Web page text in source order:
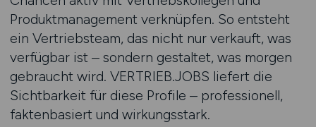
Produktmanagement verknüpfen. So entsteht
ein Vertriebsteam, das nicht nur verkauft, was
verfügbar ist – sondern gestaltet, was morgen
gebraucht wird. VERTRIEB.JOBS liefert die
Sichtbarkeit für diese Profile – professionell,
faktenbasiert und wirkungsstark.